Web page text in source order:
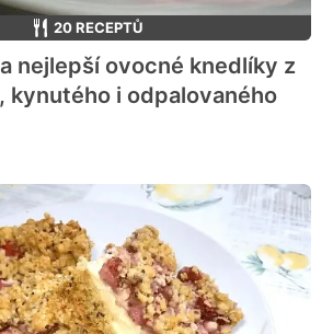
20 RECEPTŮ
nejlepší ovocné knedlíky z
kynutého i odpalovaného